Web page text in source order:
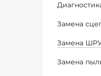
Замена
Замена
Замена